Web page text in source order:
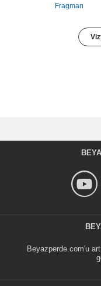
Fragman
Beyazperde.com'u